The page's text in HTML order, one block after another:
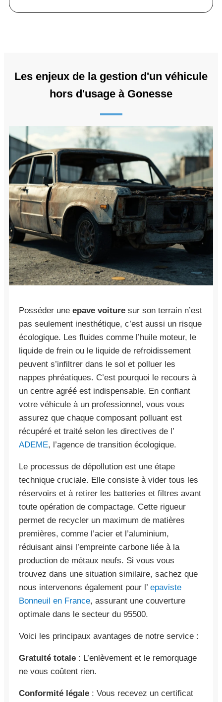
Les enjeux de la gestion d'un véhicule
hors d'usage à Gonesse
Posséder une epave voiture sur son terrain n’est
pas seulement inesthétique, c’est aussi un risque
écologique. Les fluides comme l’huile moteur, le
liquide de frein ou le liquide de refroidissement
peuvent s’infiltrer dans le sol et polluer les
nappes phréatiques. C’est pourquoi le recours à
un centre agréé est indispensable. En confiant
votre véhicule à un professionnel, vous vous
assurez que chaque composant polluant est
récupéré et traité selon les directives de l’
ADEME, l’agence de transition écologique.
Le processus de dépollution est une étape
technique cruciale. Elle consiste à vider tous les
réservoirs et à retirer les batteries et filtres avant
toute opération de compactage. Cette rigueur
permet de recycler un maximum de matières
premières, comme l’acier et l’aluminium,
réduisant ainsi l’empreinte carbone liée à la
production de métaux neufs. Si vous vous
trouvez dans une situation similaire, sachez que
nous intervenons également pour l’ epaviste
Bonneuil en France, assurant une couverture
optimale dans le secteur du 95500.
Voici les principaux avantages de notre service :
Gratuité totale : L’enlèvement et le remorquage
ne vous coûtent rien.
Conformité légale : Vous recevez un certificat